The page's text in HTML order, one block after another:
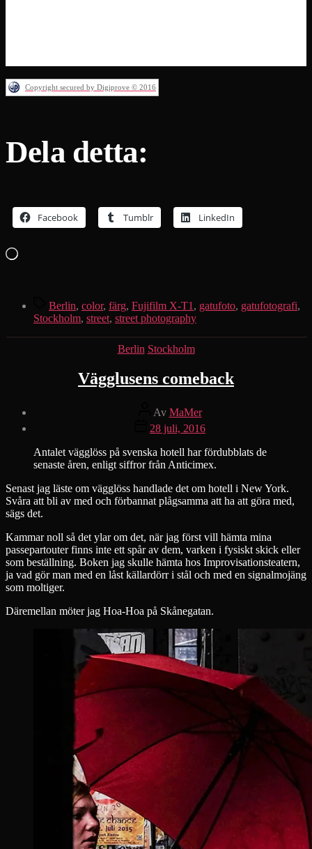
Copyright secured by Digiprove © 2016
Dela detta:
Facebook Tumblr LinkedIn
Laddar
Etiketter
Berlin, color, färg, Fujifilm X-T1 , gatufoto, gatufotografi,
Stockholm, street, street photography
Kategorier
Berlin Stockholm
Vägglusens comeback
Inläggsförfattare
Av MaMer
Inläggsdatum
28 juli, 2016
Antalet vägglöss på svenska hotell har fördubblats de
senaste åren, enligt siffror från Anticimex.
Senast jag läste om vägglöss handlade det om hotell i New York.
Svåra att bli av med och förbannat plågsamma att ha att göra med,
sägs det.
Kammar noll så det ylar om det, när jag först vill hämta mina
passepartouter finns inte ett spår av dem, varken i fysiskt skick eller
som beställning. Boken jag skulle hämta hos Improvisationsteatern,
ja vad gör man med en låst källardörr i stål och med en signalmojäng
som moltiger.
Däremellan möter jag Hoa-Hoa på Skånegatan.